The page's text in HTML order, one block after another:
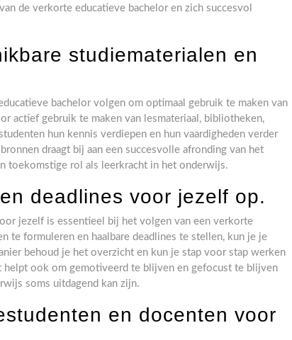
de verkorte educatieve bachelor en zich succesvol
studiematerialen en
bachelor volgen om optimaal gebruik te maken van
actief gebruik te maken van lesmateriaal, bibliotheken,
hun kennis verdiepen en hun vaardigheden verder
draagt bij aan een succesvolle afronding van het
toekomstige rol als leerkracht in het onderwijs.
deadlines voor jezelf op.
jezelf is essentieel bij het volgen van een verkorte
te formuleren en haalbare deadlines te stellen, kun je je
behoud je het overzicht en kun je stap voor stap werken
helpt ook om gemotiveerd te blijven en gefocust te blijven
soms uitdagend kan zijn.
en docenten voor